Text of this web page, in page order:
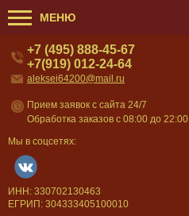
МЕНЮ
+7 (495) 888-45-67
+7(919) 012-24-64
aleksei64200@mail.ru
Прием заявок с сайта 24/7
Обработка заказов с 08:00 до 22:00
Мы в соцсетях:
ИНН: 330702130463
ЕГРИП: 304333405100010